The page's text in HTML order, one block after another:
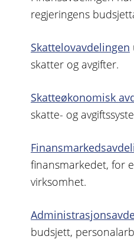
regjeringens
Skattelovavdelingen
skatter og avgifter.
Skatteøkonomisk
skatte- og
finansmarkedet, for
virksomhet.
budsjett,